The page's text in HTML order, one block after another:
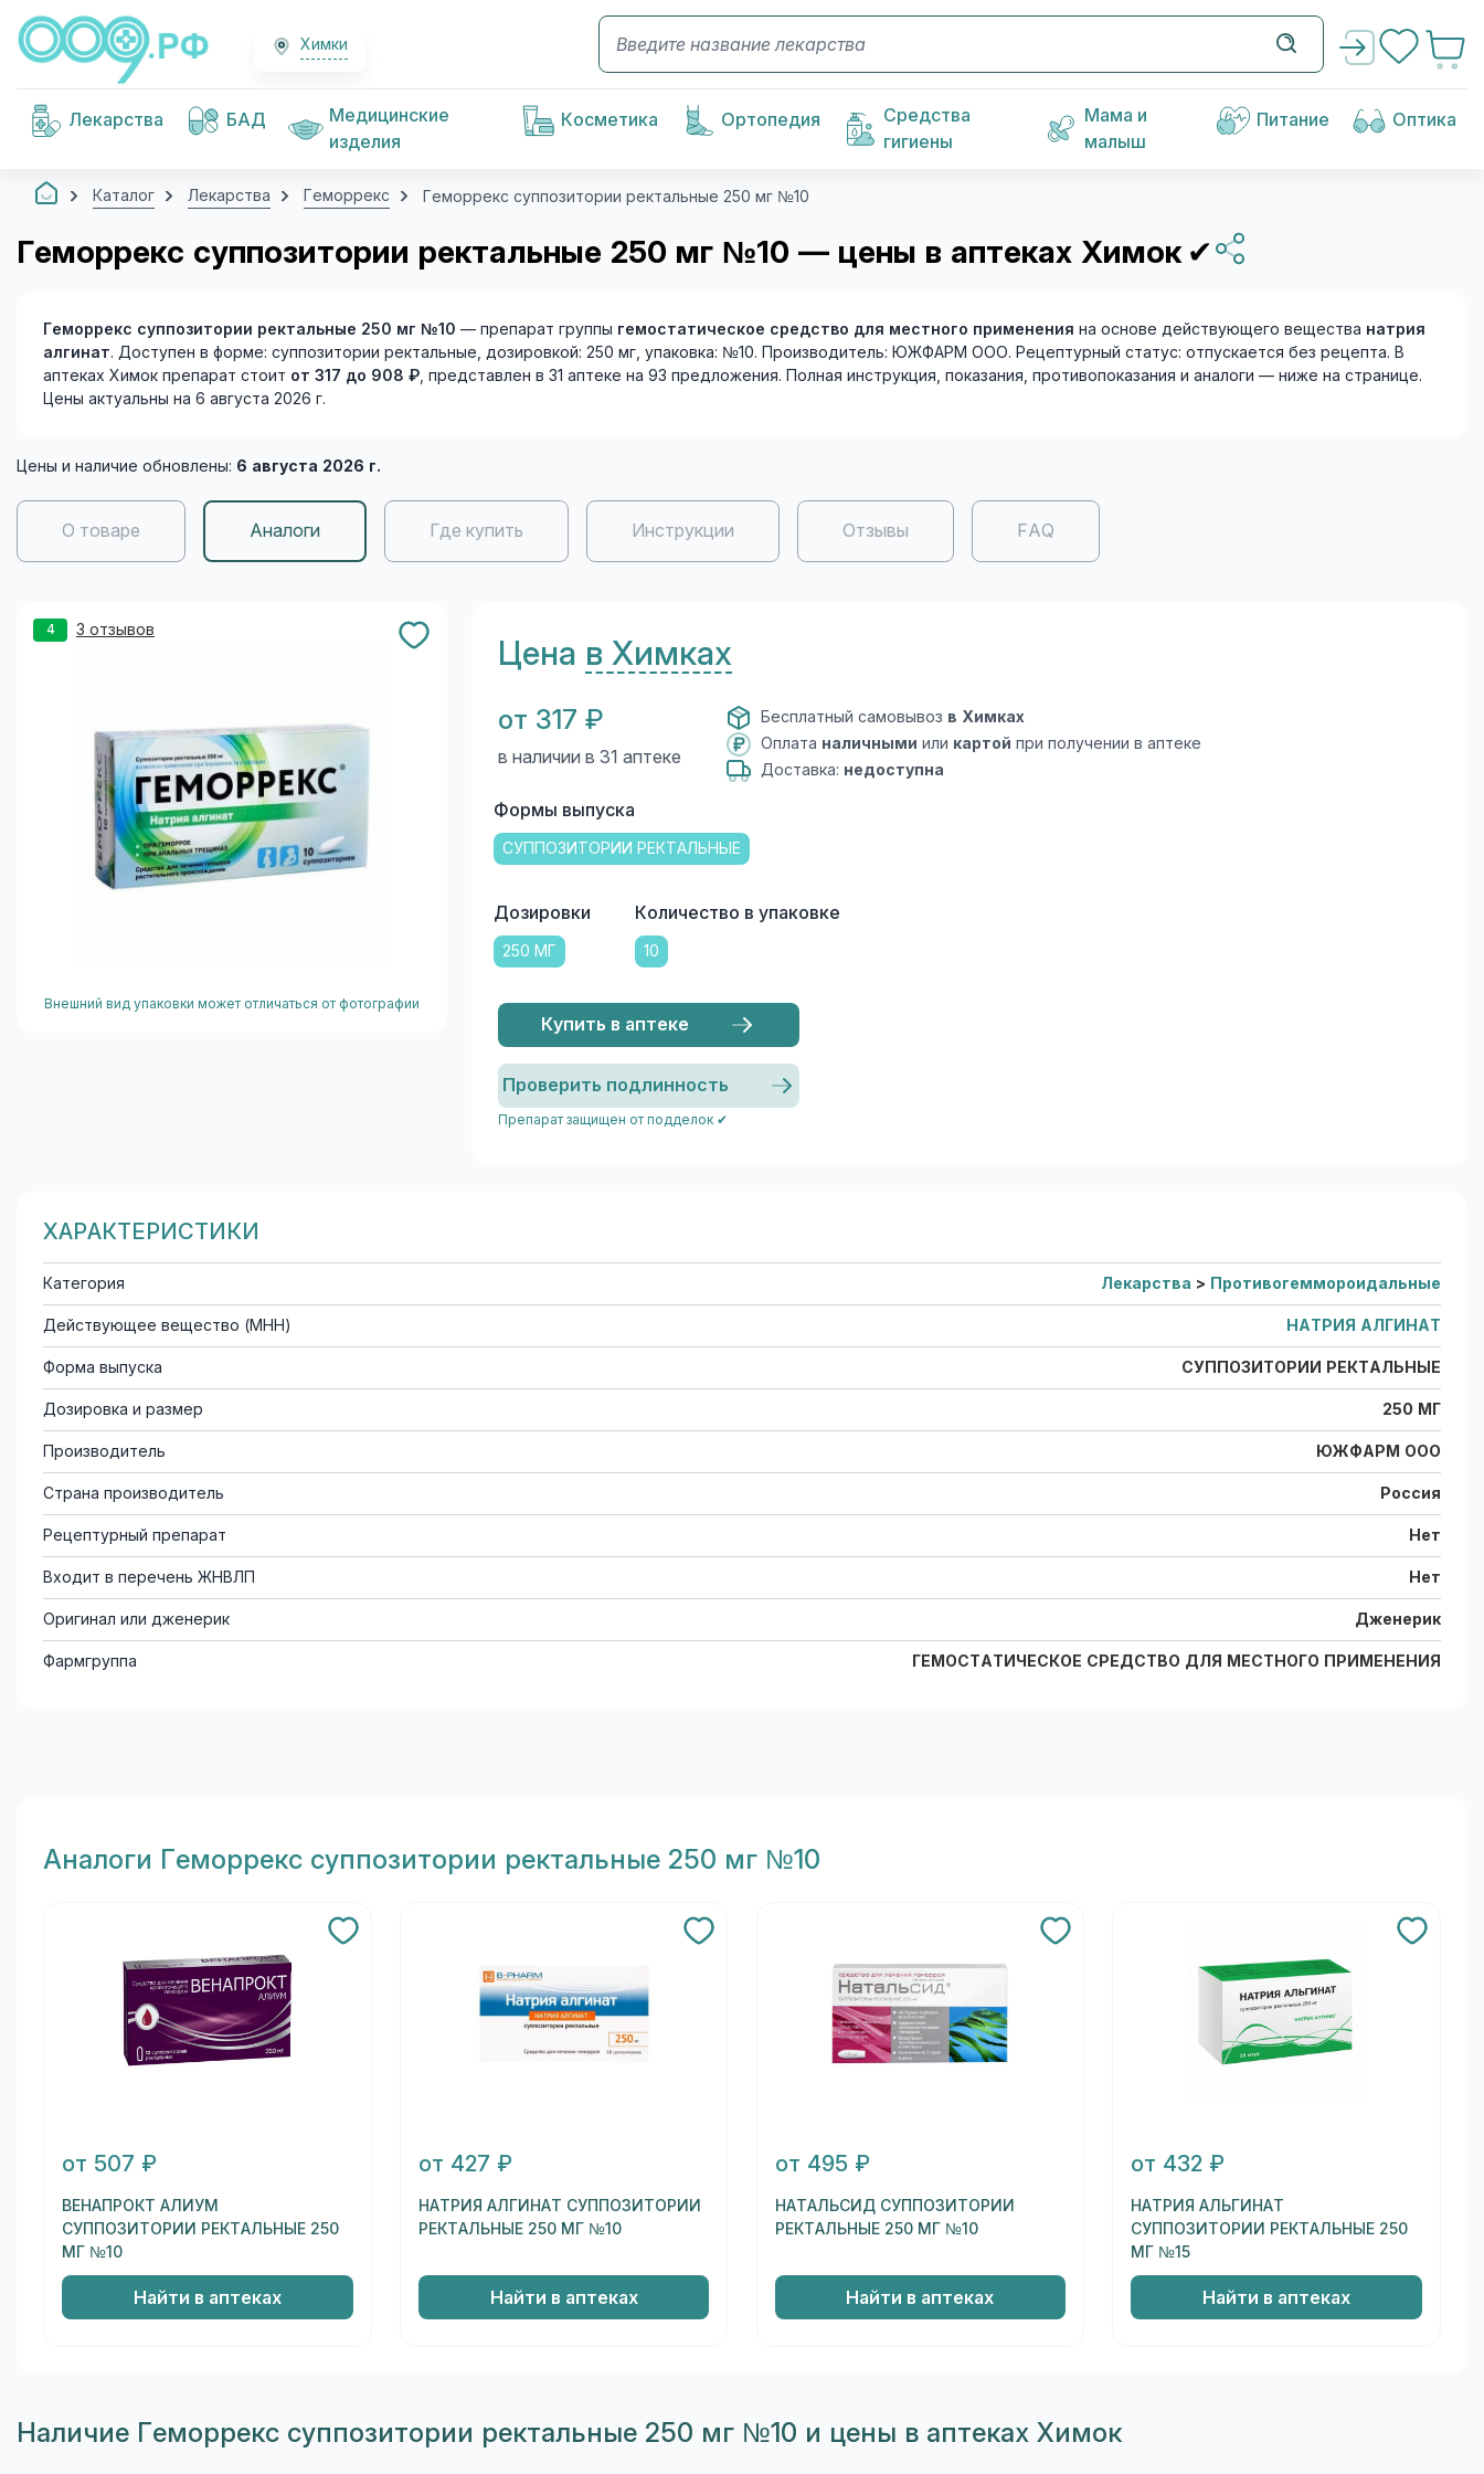
Химки
Лекарства БАД
Медицинские
изделия
Косметика Ортопедия
Средства
гигиены
Мама и
малыш
Питание Оптика
Каталог Лекарства Геморрекс Геморрекс суппозитории ректальные 250 мг №10
Геморрекс суппозитории ректальные 250 мг №10 — цены в аптеках Химок ✔
Геморрекс суппозитории ректальные 250 мг №10 — препарат группы гемостатическое средство для местного применения на основе действующего вещества натрия
алгинат. Доступен в форме: суппозитории ректальные, дозировкой: 250 мг, упаковка: №10. Производитель: ЮЖФАРМ ООО. Рецептурный статус: отпускается без рецепта. В
аптеках Химок препарат стоит от 317 до 908 ₽ , представлен в 31 аптеке на 93 предложения. Полная инструкция, показания, противопоказания и аналоги — ниже на странице.
Цены актуальны на 6 августа 2026 г.
Цены и наличие обновлены: 6 августа 2026 г.
О товаре Аналоги Где купить Инструкции Отзывы FAQ
4 3 отзывов
Внешний вид упаковки может отличаться от фотографии
Цена в Химках
от 317 ₽
в наличии в 31 аптеке
Бесплатный самовывоз в Химках
Оплата наличными или картой при получении в аптеке
Доставка: недоступна
Формы выпуска
СУППОЗИТОРИИ РЕКТАЛЬНЫЕ
Дозировки
250 МГ
Количество в упаковке
10
Купить в аптеке
Проверить подлинность
Препарат защищен от подделок ✔
ХАРАКТЕРИСТИКИ
Категория Лекарства > Противогеммороидальные
Действующее вещество (МНН) НАТРИЯ АЛГИНАТ
Форма выпуска СУППОЗИТОРИИ РЕКТАЛЬНЫЕ
Дозировка и размер 250 МГ
Производитель ЮЖФАРМ ООО
Страна производитель Россия
Рецептурный препарат Нет
Входит в перечень ЖНВЛП Нет
Оригинал или дженерик Дженерик
Фармгруппа ГЕМОСТАТИЧЕСКОЕ СРЕДСТВО ДЛЯ МЕСТНОГО ПРИМЕНЕНИЯ
Aналоги Геморрекс суппозитории ректальные 250 мг №10
от 507 ₽
ВЕНАПРОКТ АЛИУМ
СУППОЗИТОРИИ РЕКТАЛЬНЫЕ 250
МГ №10
Найти в аптеках
от 427 ₽
НАТРИЯ АЛГИНАТ СУППОЗИТОРИИ
РЕКТАЛЬНЫЕ 250 МГ №10
Найти в аптеках
от 495 ₽
НАТАЛЬСИД СУППОЗИТОРИИ
РЕКТАЛЬНЫЕ 250 МГ №10
Найти в аптеках
от 432 ₽
НАТРИЯ АЛЬГИНАТ
СУППОЗИТОРИИ РЕКТАЛЬНЫЕ 250
МГ №15
Найти в аптеках
Наличие Геморрекс суппозитории ректальные 250 мг №10 и цены в аптеках Химок